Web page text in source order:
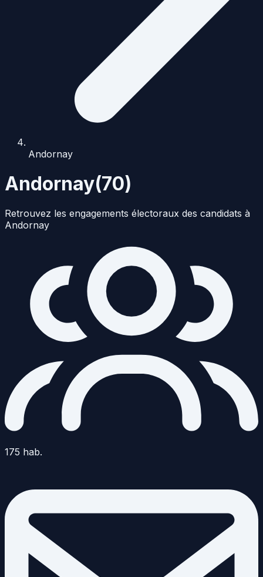
Andornay
Andornay(70)
Retrouvez les engagements électoraux des candidats à
Andornay
175 hab.